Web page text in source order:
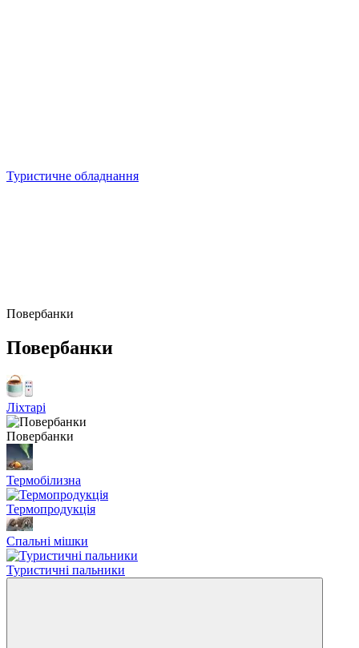
Туристичне обладнання
Повербанки
Повербанки
Ліхтарі
Повербанки
Термобілизна
Термопродукція
Спальні мішки
Туристичні пальники